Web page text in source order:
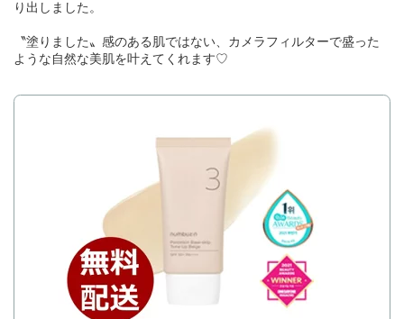
り出しました。
〝塗りました〟感のある肌ではない、カメラフィルターで盛った
ような自然な美肌を叶えてくれます♡